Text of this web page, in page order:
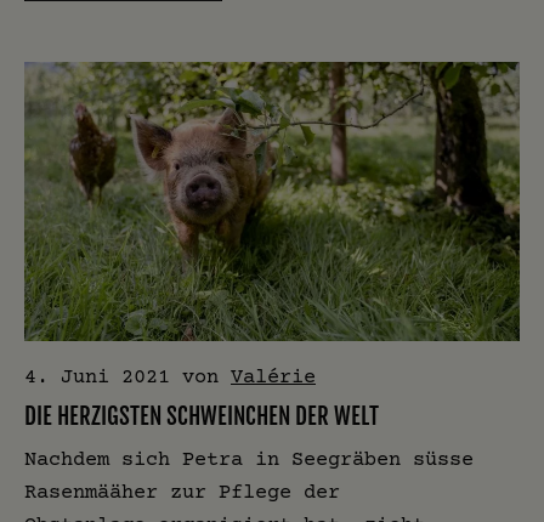
4. Juni 2021 von Valérie
DIE HERZIGSTEN SCHWEINCHEN DER WELT
Nachdem sich Petra in Seegräben süsse
Rasenmääher zur Pflege der